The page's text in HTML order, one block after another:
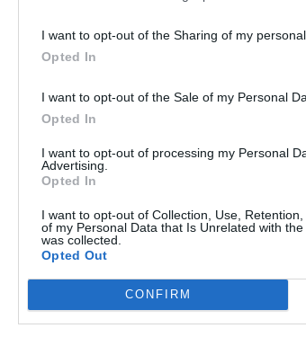
I want to opt-out of the Sharing of my personal
Opted In
I want to opt-out of the Sale of my Personal
Opted In
I want to opt-out of processing my Personal
Advertising.
Opted In
I want to opt-out of Collection, Use,
of my Personal Data that Is Unrelated with
was collected.
Opted Out
CONFIRM
Ilir Meta takon “ortaken” e Berishës